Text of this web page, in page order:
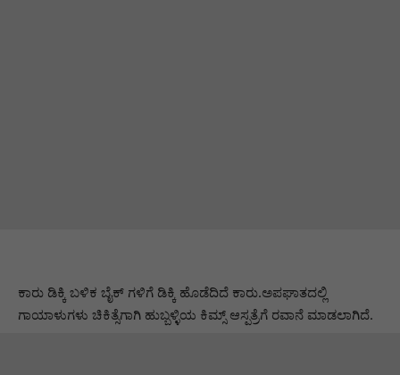
ಕಾರು ಡಿಕ್ಕಿ ಬಳಿಕ ಬೈಕ್ ಗಳಿಗೆ ಡಿಕ್ಕಿ ಹೊಡೆದಿದೆ ಕಾರು.ಅಪಘಾತದಲ್ಲಿ
ಗಾಯಾಳುಗಳು ಚಿಕಿತ್ಸೆಗಾಗಿ ಹುಬ್ಬಳ್ಳಿಯ ಕಿಮ್ಸ್ ಆಸ್ಪತ್ರೆಗೆ ರವಾನೆ ಮಾಡಲಾಗಿದೆ.